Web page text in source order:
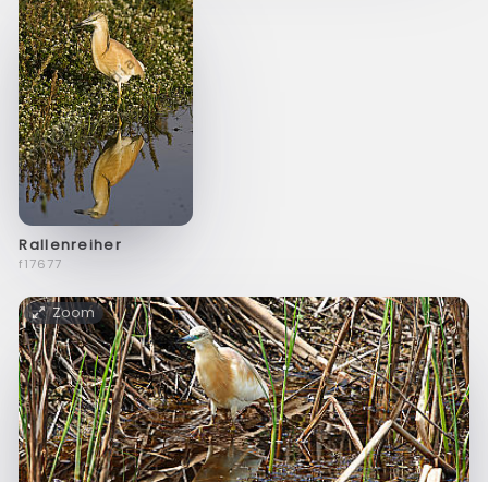
Rallenreiher
f17677
Zoom